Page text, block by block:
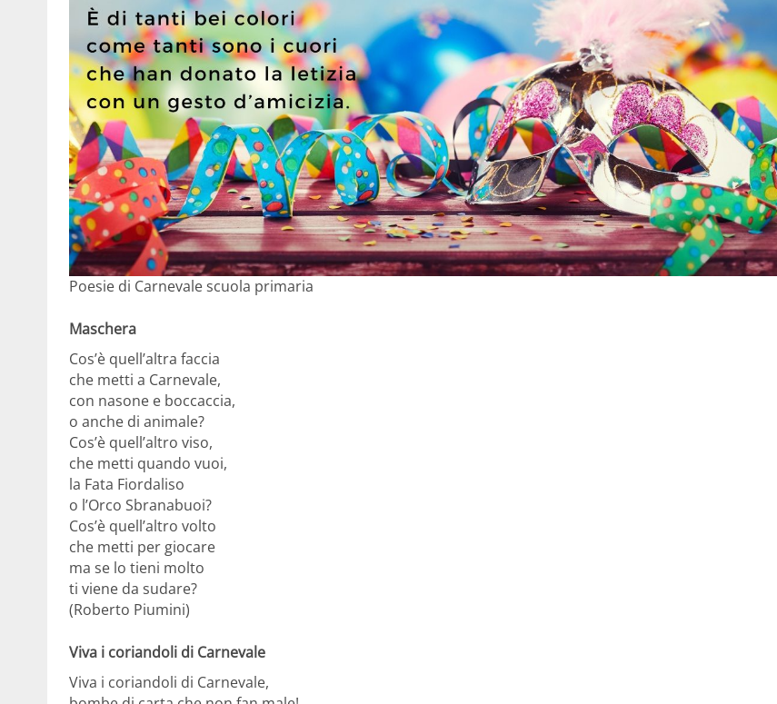
Poesie di Carnevale scuola primaria
Maschera
Cos’è quell’altra faccia
che metti a Carnevale,
con nasone e boccaccia,
o anche di animale?
Cos’è quell’altro viso,
che metti quando vuoi,
la Fata Fiordaliso
o l’Orco Sbranabuoi?
Cos’è quell’altro volto
che metti per giocare
ma se lo tieni molto
ti viene da sudare?
(Roberto Piumini)
Viva i coriandoli di Carnevale
Viva i coriandoli di Carnevale,